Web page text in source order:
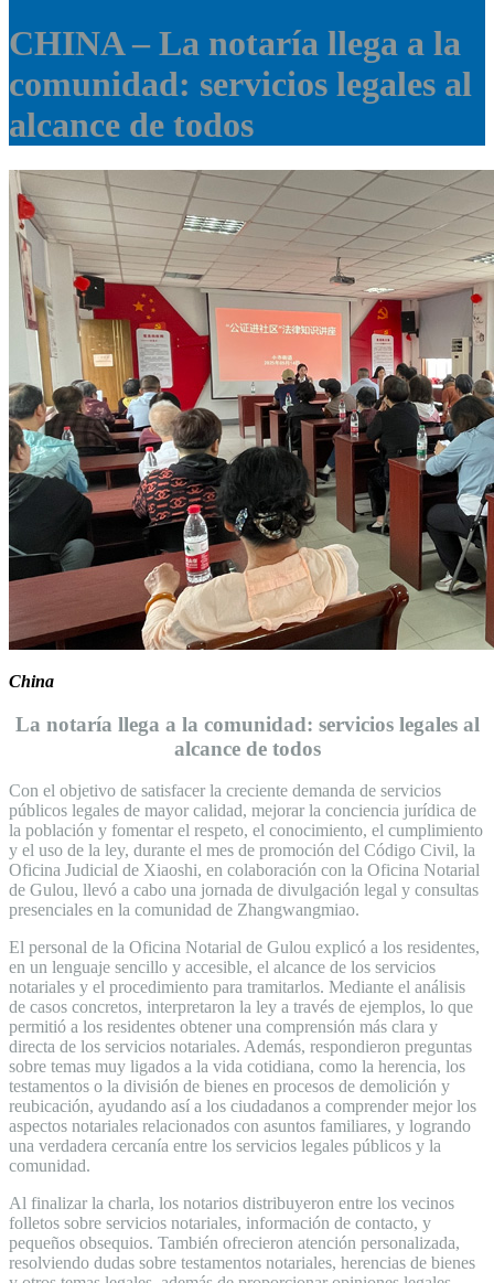
CHINA – La notaría llega a la
comunidad: servicios legales al
alcance de todos
China
La notaría llega a la comunidad: servicios legales al
alcance de todos
Con el objetivo de satisfacer la creciente demanda de servicios
públicos legales de mayor calidad, mejorar la conciencia jurídica de
la población y fomentar el respeto, el conocimiento, el cumplimiento
y el uso de la ley, durante el mes de promoción del Código Civil, la
Oficina Judicial de Xiaoshi, en colaboración con la Oficina Notarial
de Gulou, llevó a cabo una jornada de divulgación legal y consultas
presenciales en la comunidad de Zhangwangmiao.
El personal de la Oficina Notarial de Gulou explicó a los residentes,
en un lenguaje sencillo y accesible, el alcance de los servicios
notariales y el procedimiento para tramitarlos. Mediante el análisis
de casos concretos, interpretaron la ley a través de ejemplos, lo que
permitió a los residentes obtener una comprensión más clara y
directa de los servicios notariales. Además, respondieron preguntas
sobre temas muy ligados a la vida cotidiana, como la herencia, los
testamentos o la división de bienes en procesos de demolición y
reubicación, ayudando así a los ciudadanos a comprender mejor los
aspectos notariales relacionados con asuntos familiares, y logrando
una verdadera cercanía entre los servicios legales públicos y la
comunidad.
Al finalizar la charla, los notarios distribuyeron entre los vecinos
folletos sobre servicios notariales, información de contacto, y
pequeños obsequios. También ofrecieron atención personalizada,
resolviendo dudas sobre testamentos notariales, herencias de bienes